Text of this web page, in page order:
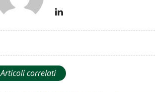
Articoli correlati